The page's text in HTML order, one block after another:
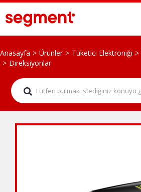
Anasayfa Ürünler Tüketici Elektroniği
Direksiyonlar